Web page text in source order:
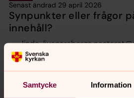
Samtycke Information
Senast ändrad 29 april 2026
Synpunkter eller frågor
innehåll?
linde-
Dela
Tillbaka till toppen
Tillbaka till innehållet